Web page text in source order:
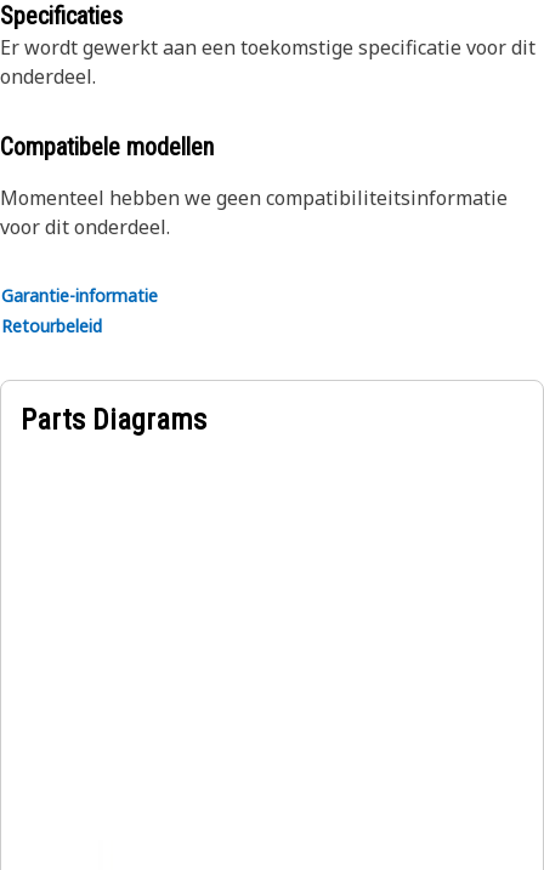
Specificaties
Er wordt gewerkt aan een toekomstige specificatie voor dit
onderdeel.
Compatibele modellen
Momenteel hebben we geen compatibiliteitsinformatie
voor dit onderdeel.
Garantie-informatie
Retourbeleid
Parts Diagrams